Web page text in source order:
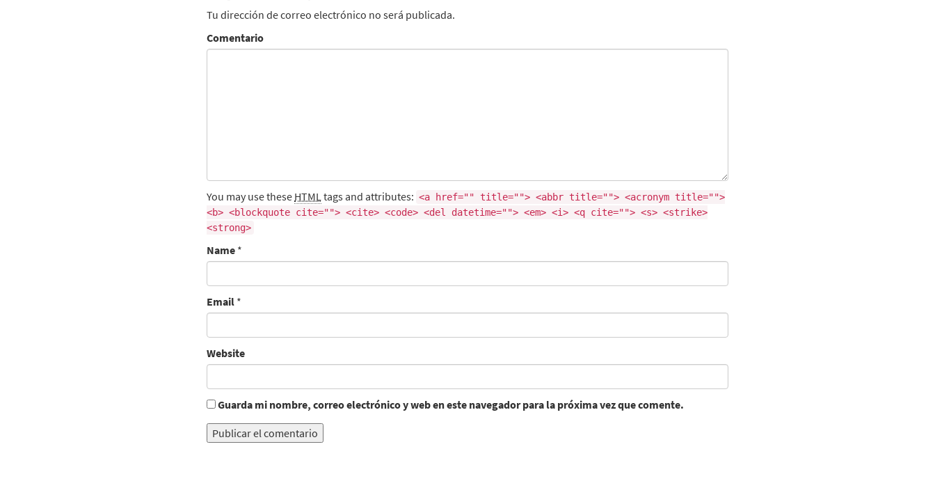
Tu dirección de correo electrónico no será publicada.
Comentario
You may use these HTMLtags and attributes: <a href="" title=""> <abbr title=""> <acronym title="">
<b> <blockquote cite=""> <cite> <code> <del datetime=""> <em> <i> <q cite=""> <s> <strike>
<strong>
Name *
Email *
Website
Guarda mi nombre, correo electrónico y web en este navegador para la próxima vez que comente.